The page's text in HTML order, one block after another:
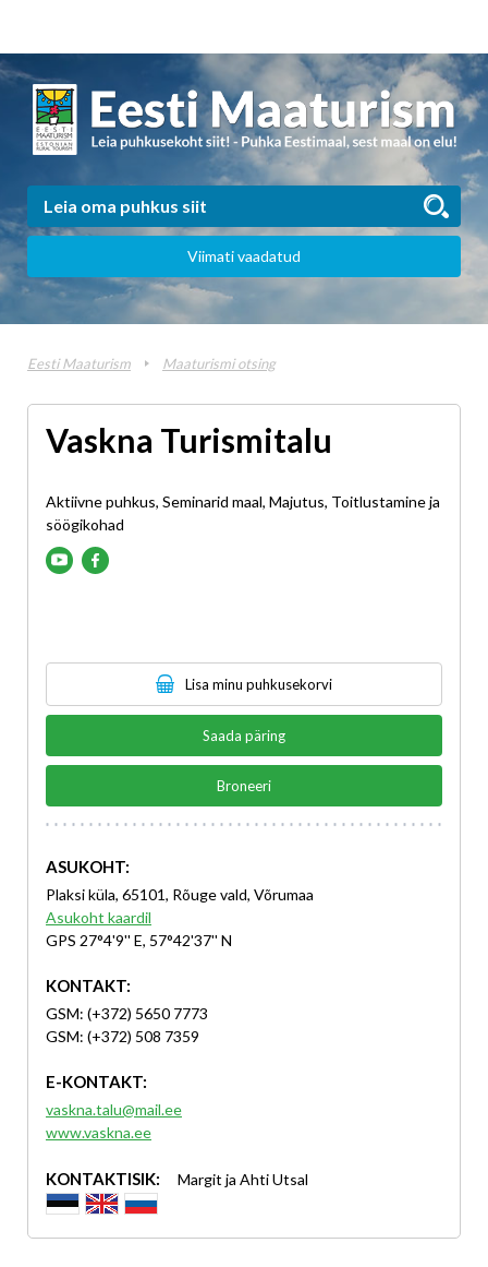
Viimati vaadatud
Eesti Maaturism Maaturismi otsing
Vaskna Turismitalu
Aktiivne puhkus, Seminarid maal, Majutus, Toitlustamine ja
söögikohad
Lisa minu puhkusekorvi
Saada päring
Broneeri
ASUKOHT:
Plaksi küla, 65101, Rõuge vald, Võrumaa
Asukoht kaardil
GPS 27°4'9'' E, 57°42'37'' N
KONTAKT:
GSM: (+372) 5650 7773
GSM: (+372) 508 7359
E-KONTAKT:
vaskna.talu@mail.ee
www.vaskna.ee
KONTAKTISIK: Margit ja Ahti Utsal